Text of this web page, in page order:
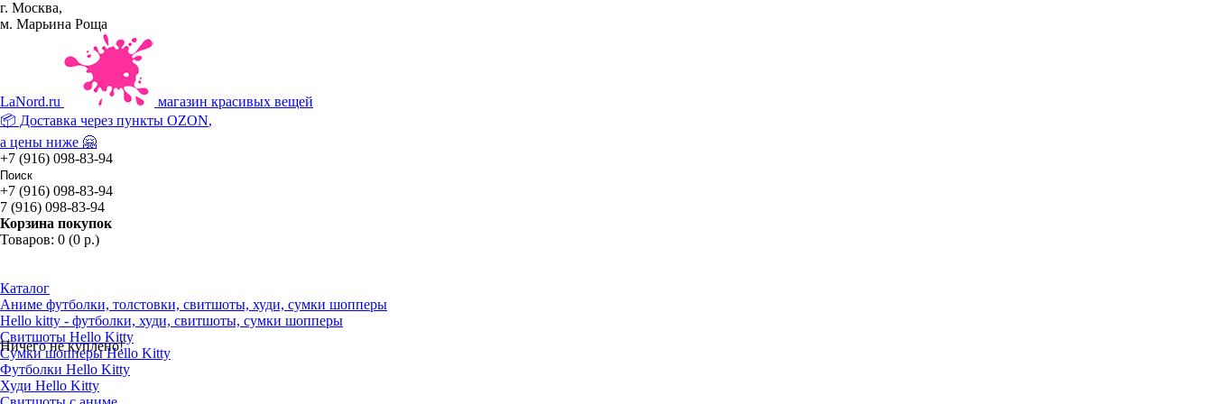
г. Москва,
м. Марьина Роща
LaNord.ru
магазин красивых вещей
📦 Доставка через пункты OZON,
а цены ниже 🤗
+7 (916) 098-83-94
+7 (916) 098-83-94
7 (916) 098-83-94
Корзина покупок
Товаров: 0 (0 р.)
Ничего не куплено!
Каталог
Аниме футболки, толстовки, свитшоты, худи, сумки шопперы
Hello kitty - футболки, худи, свитшоты, сумки шопперы
Свитшоты Hello Kitty
Сумки шопперы Hello Kitty
Футболки Hello Kitty
Худи Hello Kitty